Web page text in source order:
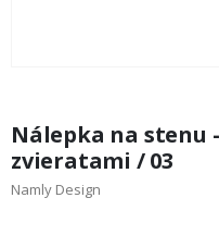
začiatok
galérie
obrázkov
Nálepka na stenu
zvieratami / 03
Namly Design